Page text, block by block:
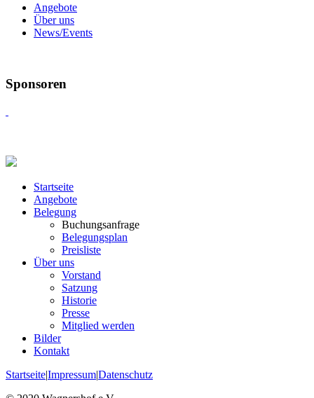
Angebote
Über uns
News/Events
Sponsoren
Startseite
Angebote
Belegung
Buchungsanfrage
Belegungsplan
Preisliste
Über uns
Vorstand
Satzung
Historie
Presse
Mitglied werden
Bilder
Kontakt
Startseite|Impressum|Datenschutz